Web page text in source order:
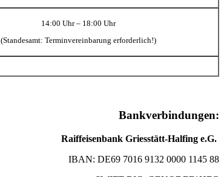
14:00 Uhr – 18:00 Uhr
(Standesamt: Terminvereinbarung erforderlich!)
Bankverbindungen:
Raiffeisenbank Griesstätt-Halfing e.G.
IBAN: DE69 7016 9132 0000 1145 88